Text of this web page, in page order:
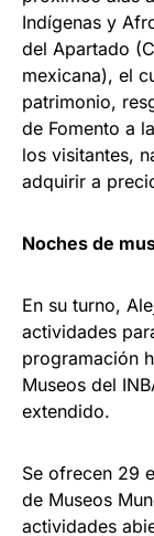
Indígenas y
del Apartado
mexicana), el
patrimonio,
de Fomento a
los visitantes,
adquirir a
Noches de
En su turno,
actividades
programación
Museos del
extendido.
Se ofrecen 29
de Museos
actividades